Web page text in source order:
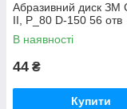
Абразивний диск ЗМ
II, Р_80 D-150 56 отв
В наявності
44 ₴
Купити